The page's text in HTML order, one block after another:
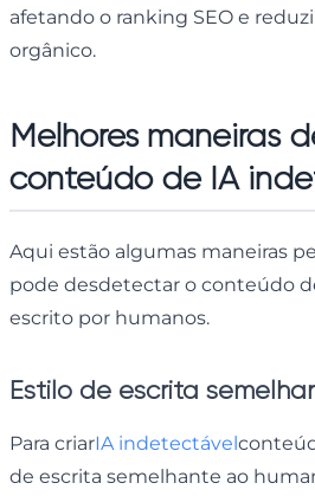
afetando o ranking SEO e
orgânico.
Melhores maneiras
conteúdo de IA
Aqui estão algumas maneiras
pode desdetectar o conteúdo
escrito por humanos.
Estilo de escrita
Para criarIA indetectável
de escrita semelhante ao